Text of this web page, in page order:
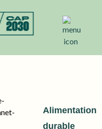
Alimentation
durable